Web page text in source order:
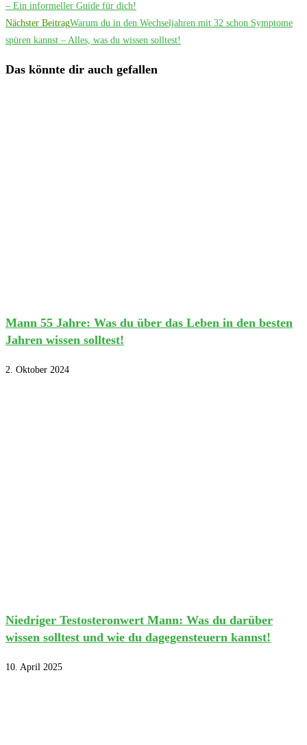
Artikel
ansehen
– Ein informeller Guide für dich!
Nächster BeitragWarum du in den Wechseljahren mit 32 schon Symptome
spüren kannst – Alles, was du wissen solltest!
Das könnte dir auch gefallen
Mann 55 Jahre: Was du über das Leben in den besten
Jahren wissen solltest!
2. Oktober 2024
Niedriger Testosteronwert Mann: Was du darüber
wissen solltest und wie du dagegensteuern kannst!
10. April 2025